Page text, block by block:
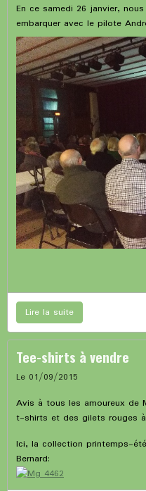
En ce samedi 26 janvier,
embarquer avec le pilote
Lire la suite
Tee-shirts à vendre
Le 01/09/2015
Avis à tous les amoureux de
t-shirts et des gilets rouges à
Ici, la collection printemps-
Bernard: